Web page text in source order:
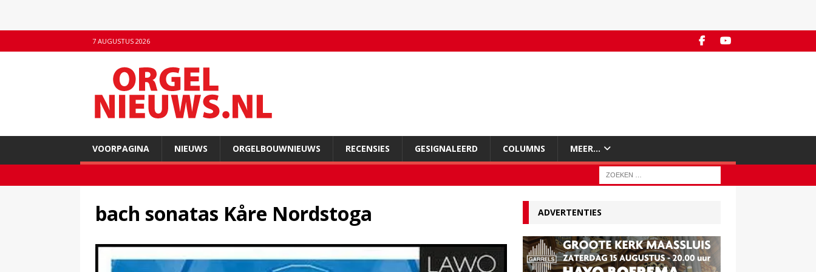
7 AUGUSTUS 2026
VOORPAGINA NIEUWS ORGELBOUWNIEUWS RECENSIES GESIGNALEERD COLUMNS MEER…
bach sonatas Kåre Nordstoga ADVERTENTIES